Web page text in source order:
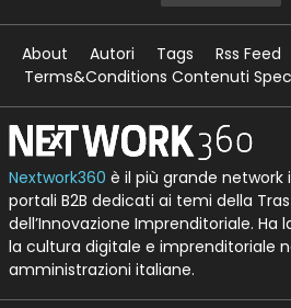
About Autori Tags Rss Feed
Terms&Conditions Contenuti
Nextwork360 è il più grande
portali B2B dedicati ai temi della
dell’Innovazione Imprenditoriale. Ha
la cultura digitale e imprenditoriale
amministrazioni italiane.